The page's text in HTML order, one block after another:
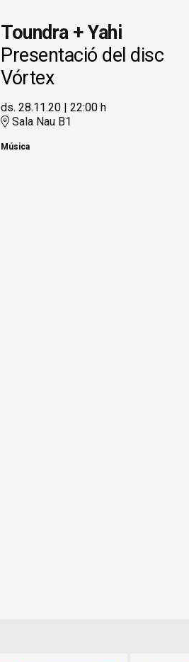
Toundra + Yahi
Presentació del disc
Vórtex
ds. 28.11.20
22:00 h
Sala Nau B1
Música